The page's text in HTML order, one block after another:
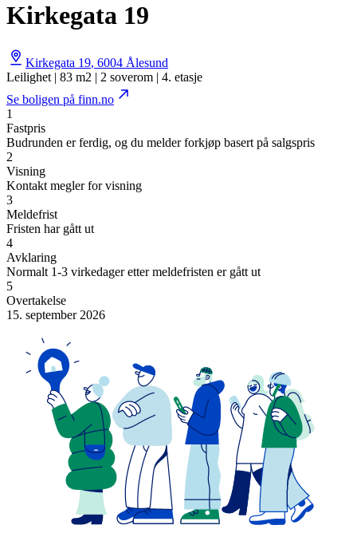
Kirkegata 19
Kirkegata 19, 6004 Ålesund
Leilighet | 83 m2 | 2 soverom | 4. etasje
Se boligen på finn.no
1
Fastpris
Budrunden er ferdig, og du melder forkjøp basert på salgspris
2
Visning
Kontakt megler for visning
3
Meldefrist
Fristen har gått ut
4
Avklaring
Normalt 1-3 virkedager etter meldefristen er gått ut
5
Overtakelse
15. september 2026